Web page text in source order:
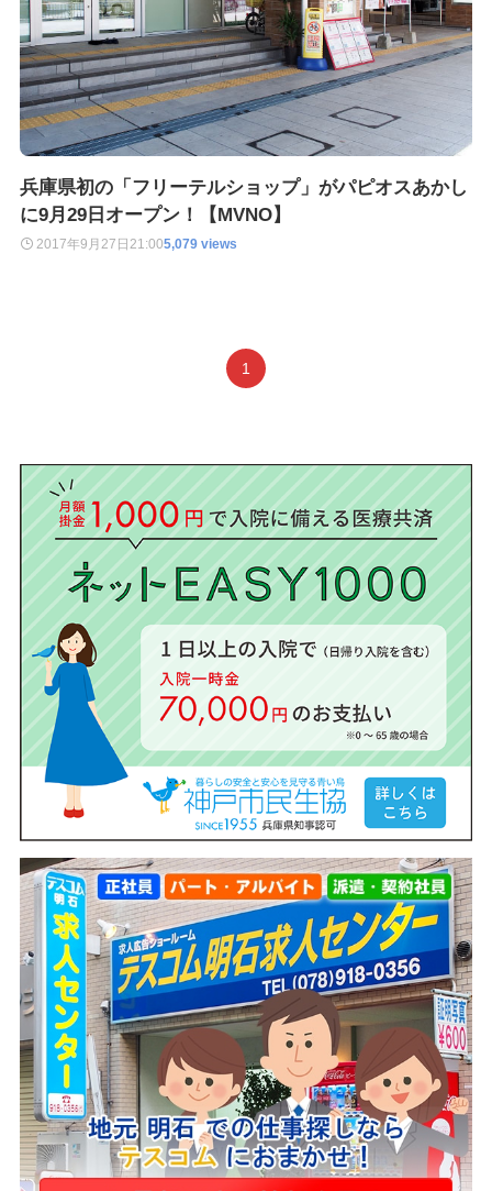
兵庫県初の「フリーテルショップ」がパピオスあかし
に9月29日オープン！【MVNO】
2017年9月27日 21:005,079 views
1